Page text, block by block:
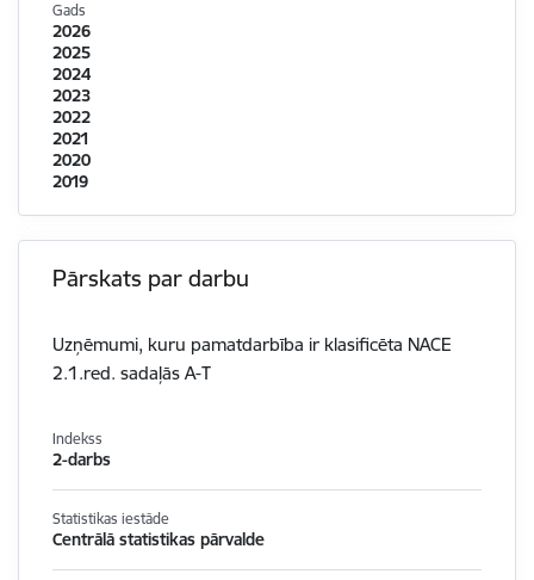
Gads
2026
2025
2024
2023
2022
2021
2020
2019
Pārskats par darbu
Uzņēmumi, kuru pamatdarbība ir klasificēta NACE
2.1.red. sadaļās A-T
Indekss
2-darbs
Statistikas iestāde
Centrālā statistikas pārvalde